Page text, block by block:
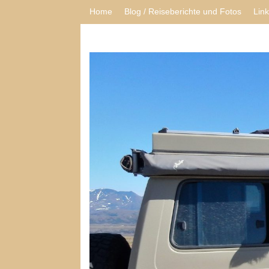
Home Blog / Reiseberichte und Fotos